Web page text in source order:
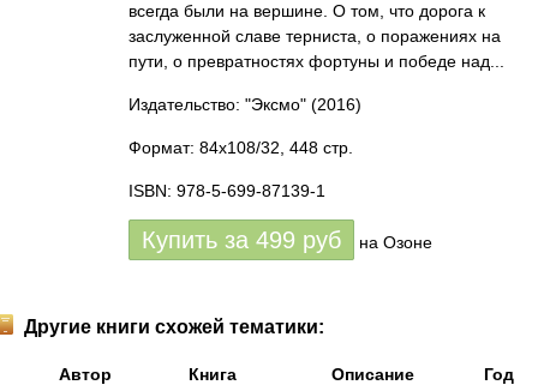
всегда были на вершине. О том, что дорога к
заслуженной славе терниста, о поражениях на
пути, о превратностях фортуны и победе над...
Издательство: "Эксмо" (2016)
Формат: 84x108/32, 448 стр.
ISBN: 978-5-699-87139-1
Купить за 499 руб на Озоне
Другие книги схожей тематики:
Автор Книга Описание
Год